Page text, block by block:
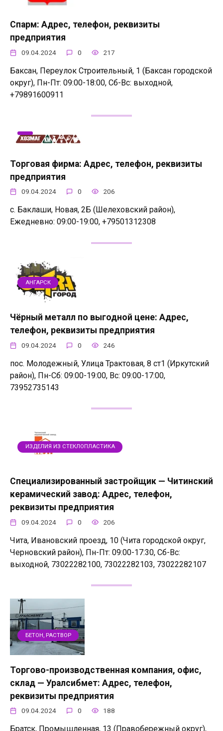
Спарм: Адрес, телефон, реквизиты
предприятия
09.04.2024 0 217
Баксан, Переулок Строительный, 1 (Баксан городской
округ), Пн-Пт: 09:00-18:00, Сб-Вс: выходной,
+79891600911
Торговая фирма: Адрес, телефон, реквизиты
предприятия
09.04.2024 0 206
с. Баклаши, Новая, 2Б (Шелеховский район),
Ежедневно: 09:00-19:00, +79501312308
АНГАРСК
Чёрный металл по выгодной цене: Адрес,
телефон, реквизиты предприятия
09.04.2024 0 246
пос. Молодежный, Улица Трактовая, 8 ст1 (Иркутский
район), Пн-Сб: 09:00-19:00, Вс: 09:00-17:00,
73952735143
ИЗДЕЛИЯ ИЗ СТЕКЛОПЛАСТИКА
Специализированный застройщик — Читинский
керамический завод: Адрес, телефон,
реквизиты предприятия
09.04.2024 0 206
Чита, Ивановский проезд, 10 (Чита городской округ,
Черновский район), Пн-Пт: 09:00-17:30, Сб-Вс:
выходной, 73022282100, 73022282103, 73022282107
БЕТОН, РАСТВОР
Торгово-производственная компания, офис,
склад — Уралсибмет: Адрес, телефон,
реквизиты предприятия
09.04.2024 0 188
Братск, Промышленная, 13 (Правобережный округ),